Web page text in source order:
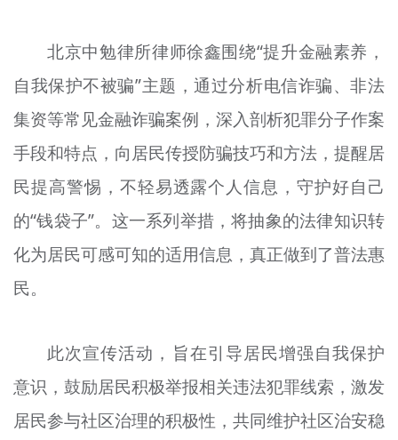
北京中勉律所律师徐鑫围绕“提升金融素养，
自我保护不被骗”主题，通过分析电信诈骗、非法
集资等常见金融诈骗案例，深入剖析犯罪分子作案
手段和特点，向居民传授防骗技巧和方法，提醒居
民提高警惕，不轻易透露个人信息，守护好自己
的“钱袋子”。这一系列举措，将抽象的法律知识转
化为居民可感可知的适用信息，真正做到了普法惠
民。
此次宣传活动，旨在引导居民增强自我保护
意识，鼓励居民积极举报相关违法犯罪线索，激发
居民参与社区治理的积极性，共同维护社区治安稳